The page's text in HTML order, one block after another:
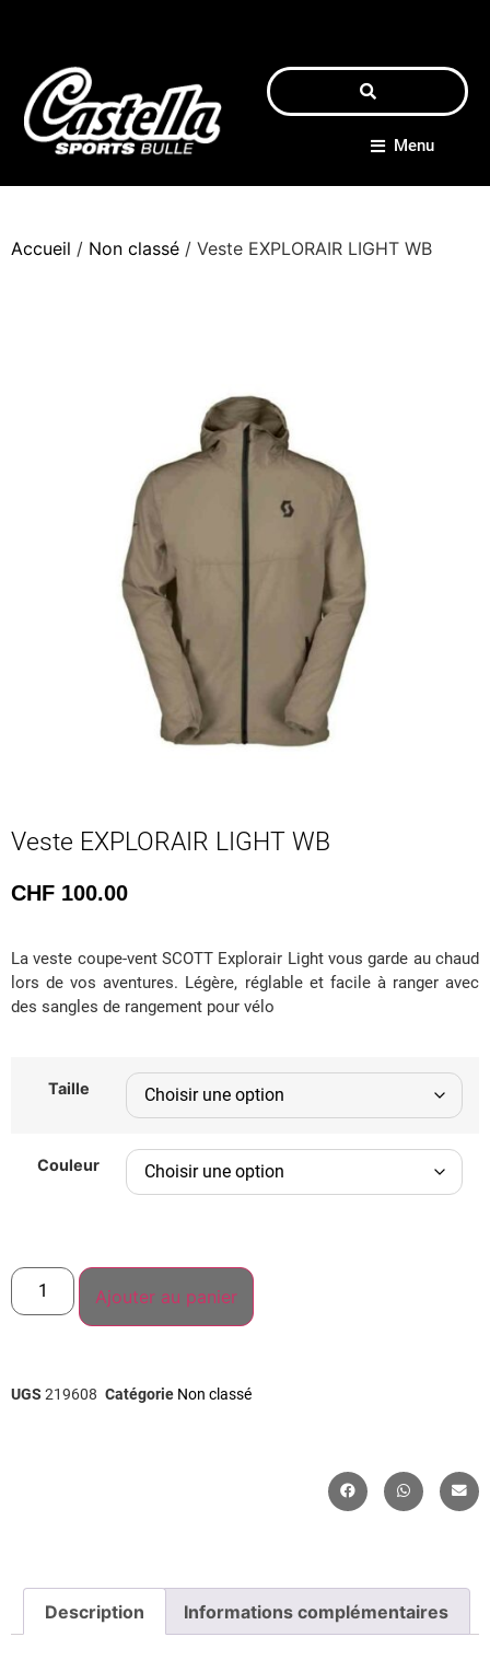
Menu
Accueil / Non classé / Veste EXPLORAIR LIGHT WB
Veste EXPLORAIR LIGHT WB
CHF 100.00
La veste coupe-vent SCOTT Explorair Light vous garde au chaud
lors de vos aventures. Légère, réglable et facile à ranger avec
des sangles de rangement pour vélo
Taille
Couleur
Ajouter au panier
UGS 219608 Catégorie Non classé
Description Informations complémentaires